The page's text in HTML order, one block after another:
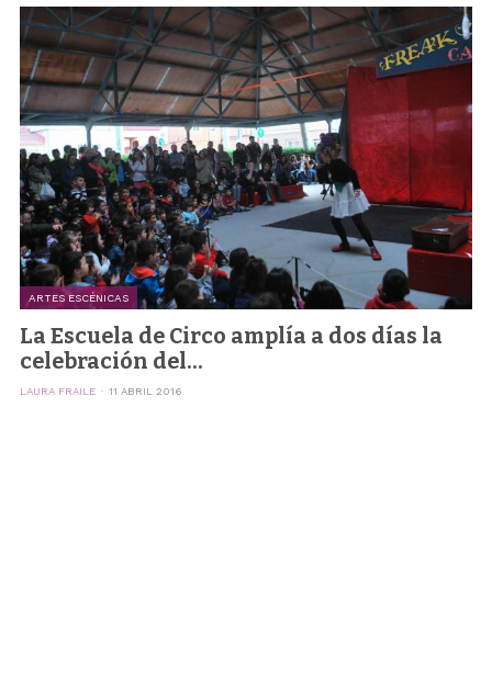
ARTES ESCÉNICAS
La Escuela de Circo amplía a dos días la
celebración del...
LAURA FRAILE 11 ABRIL 2016